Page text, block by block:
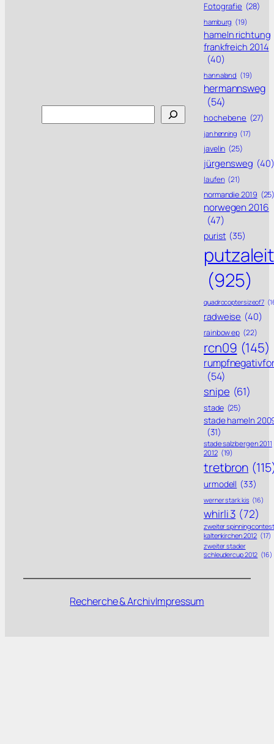
Fotografie (28)
hamburg (19)
hameln richtung
frankfreich 2014
(40)
hannaland (19)
hermannsweg
(54)
hochebene (27)
jan henning (17)
javelin (25)
jürgensweg (40)
laufen (21)
normandie 2019
norwegen 2016
(47)
purist (35)
putzaleit
(925)
quadrocoptersizeof7
radweise (40)
rainbow ep (22)
rcn09 (145)
(54)
snipe (61)
stade (25)
stade hameln
(31)
stade salzbergen 2011
2012 (19)
tretbron
urmodell (33)
werner stark kis (16)
whirli 3 (72)
zweiter spinning contest
kaltenkirchen 2012 (17)
zweiter stader
schleudercup 2012 (16)
Recherche & ArchivImpressum